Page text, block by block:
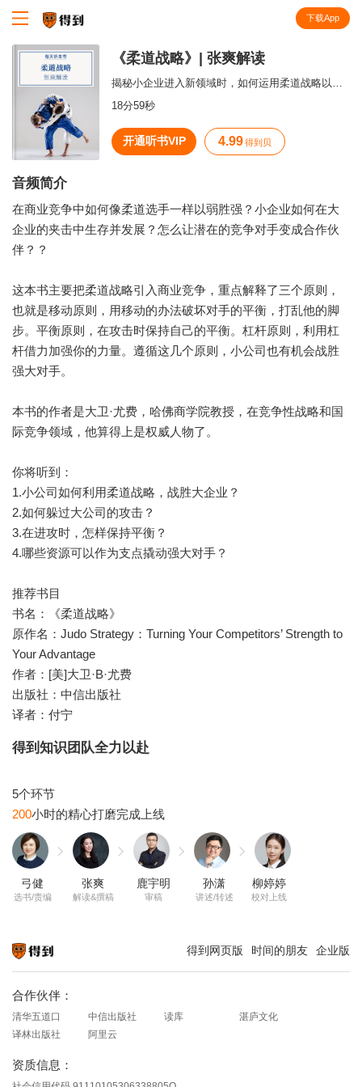
下载App
《柔道战略》| 张爽解读
揭秘小企业进入新领域时，如何运用柔道战略以小博大，战胜强大对手。
18分59秒
开通听书VIP 4.99 得到贝
音频简介
在商业竞争中如何像柔道选手一样以弱胜强？小企业如何在大
企业的夹击中生存并发展？怎么让潜在的竞争对手变成合作伙
伴？？
这本书主要把柔道战略引入商业竞争，重点解释了三个原则，
也就是移动原则，用移动的办法破坏对手的平衡，打乱他的脚
步。平衡原则，在攻击时保持自己的平衡。杠杆原则，利用杠
杆借力加强你的力量。遵循这几个原则，小公司也有机会战胜
强大对手。
本书的作者是大卫·尤费，哈佛商学院教授，在竞争性战略和国
际竞争领域，他算得上是权威人物了。
你将听到：
1.小公司如何利用柔道战略，战胜大企业？
2.如何躲过大公司的攻击？
3.在进攻时，怎样保持平衡？
4.哪些资源可以作为支点撬动强大对手？
推荐书目
书名：《柔道战略》
原作名：Judo Strategy：Turning Your Competitors’ Strength to
Your Advantage
作者：[美]大卫·B·尤费
出版社：中信出版社
译者：付宁
得到知识团队全力以赴
200
弓健
选书/责编
张爽
解读&撰稿
鹿宇明
审稿
孙潇
讲述/转述
柳婷婷
校对上线
得到网页版 时间的朋友 企业版
合作伙伴：
清华五道口 中信出版社 读库
湛庐文化
译林出版社
阿里云
资质信息：